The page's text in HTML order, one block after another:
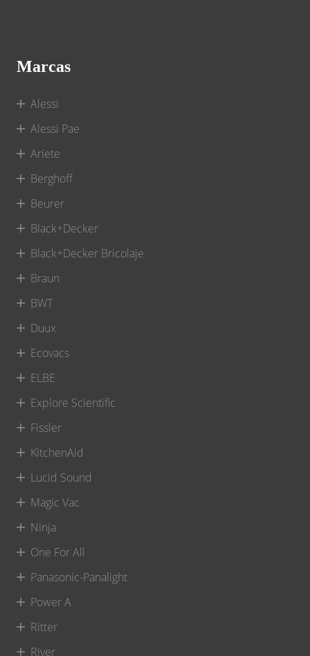
Marcas
Alessi
Alessi Pae
Ariete
Berghoff
Beurer
Black+Decker
Black+Decker Bricolaje
Braun
BWT
Duux
Ecovacs
ELBE
Explore Scientific
Fissler
KitchenAid
Lucid Sound
Magic Vac
Ninja
One For All
Panasonic-Panalight
Power A
Ritter
River